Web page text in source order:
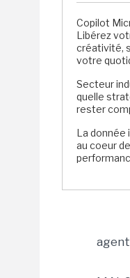
Copilot
Libérez
créativité,
votre
Secteur
quelle
rester
La donnée
au coeur